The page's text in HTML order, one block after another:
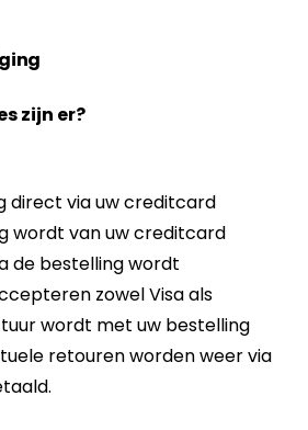
zijn er?
direct via uw creditcard
wordt van uw creditcard
de bestelling wordt
zowel Visa als
wordt met uw bestelling
retouren worden weer via